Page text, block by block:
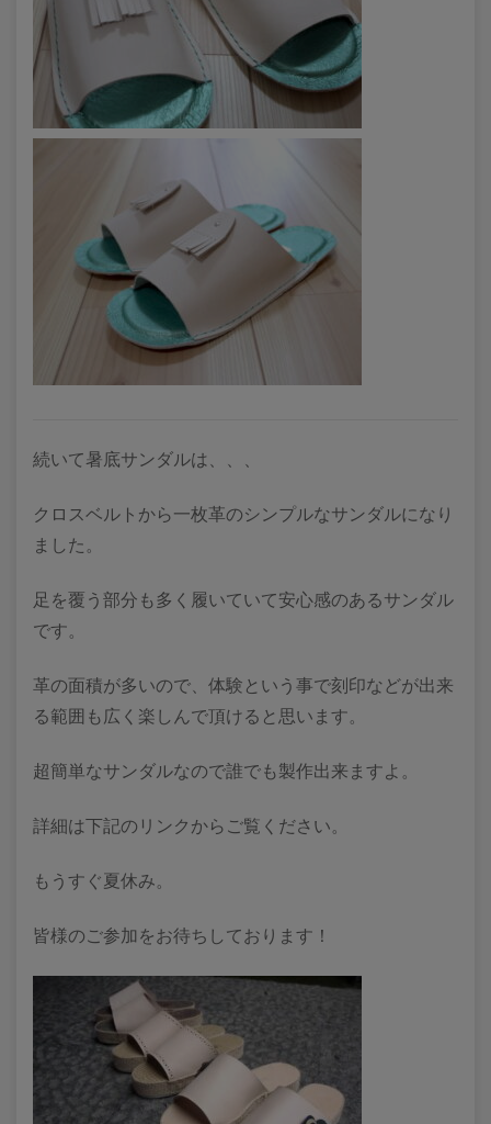
続いて暑底サンダルは、、、
クロスベルトから一枚革のシンプルなサンダルになり
ました。
足を覆う部分も多く履いていて安心感のあるサンダル
です。
革の面積が多いので、体験という事で刻印などが出来
る範囲も広く楽しんで頂けると思います。
超簡単なサンダルなので誰でも製作出来ますよ。
詳細は下記のリンクからご覧ください。
もうすぐ夏休み。
皆様のご参加をお待ちしております！